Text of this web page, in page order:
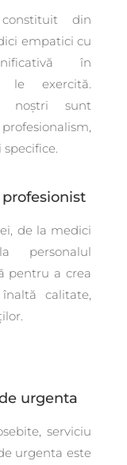
din
empatici cu
în
le exercită.
noștri sunt
de la medici
personalul
pentru a crea
calitate,
urgenta
serviciu
urgenta este